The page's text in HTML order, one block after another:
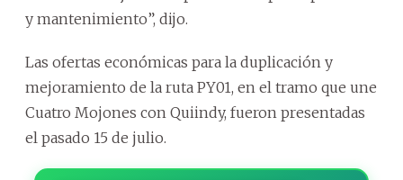
y mantenimiento”, dijo.
Las ofertas económicas para la duplicación y
mejoramiento de la ruta PY01, en el tramo que une
Cuatro Mojones con Quiindy, fueron presentadas
el pasado 15 de julio.